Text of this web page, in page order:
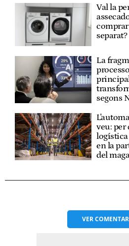
Val la
separat?
La
segons
veu: per
en la
del
VER